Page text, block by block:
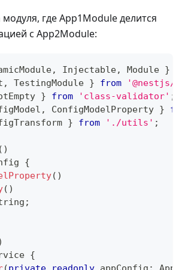
модуля, где App1Module делится
с App2Module:
, Injectable, Module }
, TestingModule } from
} from 'class-validator' ;
, ConfigModelProperty }
} from './utils' ;
( )
{
( )
( )
;
{